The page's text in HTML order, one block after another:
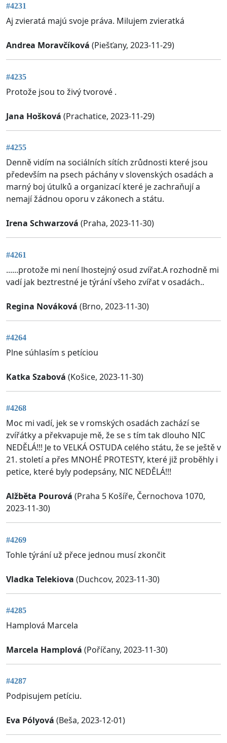
#4231
Aj zvieratá majú svoje práva. Milujem zvieratká
Andrea Moravčíková (Piešťany, 2023-11-29)
#4235
Protože jsou to živý tvorové .
Jana Hošková (Prachatice, 2023-11-29)
#4255
Denně vidím na sociálních sítích zrůdnosti které jsou
především na psech páchány v slovenských osadách a
marný boj útulků a organizací které je zachraňují a
nemají žádnou oporu v zákonech a státu.
Irena Schwarzová (Praha, 2023-11-30)
#4261
......protože mi není lhostejný osud zvířat.A rozhodně mi
vadí jak beztrestné je týrání všeho zvířat v osadách..
Regina Nováková (Brno, 2023-11-30)
#4264
Plne súhlasím s petíciou
Katka Szabová (Košice, 2023-11-30)
#4268
Moc mi vadí, jek se v romských osadách zachází se
zvířátky a překvapuje mě, že se s tím tak dlouho NIC
NEDĚLÁ!!! Je to VELKÁ OSTUDA celého státu, že se ještě v
21. století a přes MNOHÉ PROTESTY, které již proběhly i
petice, které byly podepsány, NIC NEDĚLÁ!!!
Alžběta Pourová (Praha 5 Košíře, Černochova 1070,
2023-11-30)
#4269
Tohle týrání už přece jednou musí zkončit
Vladka Telekiova (Duchcov, 2023-11-30)
#4285
Hamplová Marcela
Marcela Hamplová (Poříčany, 2023-11-30)
#4287
Podpisujem petíciu.
Eva Pólyová (Beša, 2023-12-01)